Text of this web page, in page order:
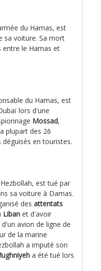
du Hamas, est
sa voiture. Sa mort
entre le Hamas et
du Hamas, est
lors d'une
Mossad,
plupart des 26
en touristes.
est tué par
sa voiture à Damas.
des attentats
Liban et d'avoir
avion de ligne de
de la marine
a imputé son
a été tué lors